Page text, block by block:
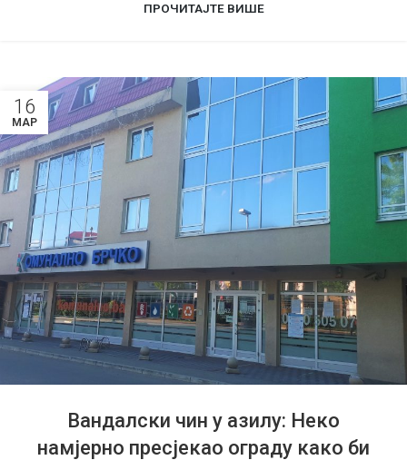
ПРОЧИТАЈТЕ ВИШЕ
16
МАР
Вандалски чин у азилу: Неко
намјерно пресјекао ограду како би